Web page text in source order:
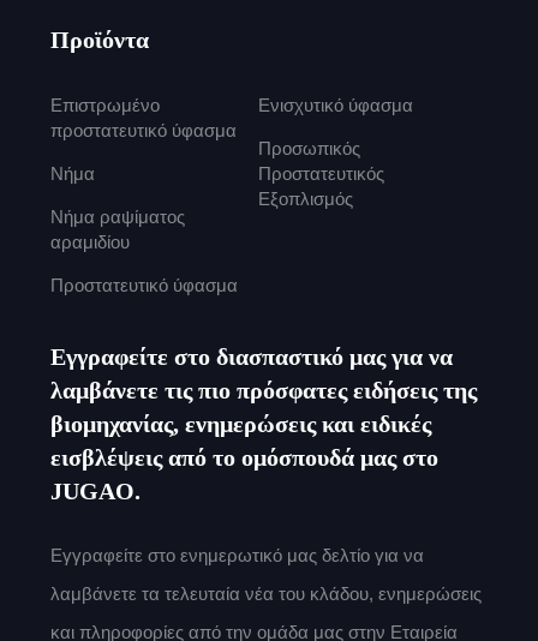
Προϊόντα
Επιστρωμένο
προστατευτικό ύφασμα
Νήμα
Νήμα ραψίματος
αραμιδίου
Προστατευτικό ύφασμα
Ενισχυτικό ύφασμα
Προσωπικός
Προστατευτικός
Εξοπλισμός
Εγγραφείτε στο διασπαστικό μας για να
λαμβάνετε τις πιο πρόσφατες ειδήσεις της
βιομηχανίας, ενημερώσεις και ειδικές
εισβλέψεις από το ομόσπουδά μας στο
JUGAO.
Εγγραφείτε στο ενημερωτικό μας δελτίο για να
λαμβάνετε τα τελευταία νέα του κλάδου, ενημερώσεις
και πληροφορίες από την ομάδα μας στην Εταιρεία